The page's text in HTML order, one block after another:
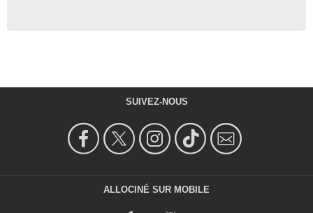
SUIVEZ-NOUS
ALLOCINÉ SUR MOBILE